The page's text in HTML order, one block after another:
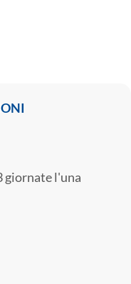
giornate l'una